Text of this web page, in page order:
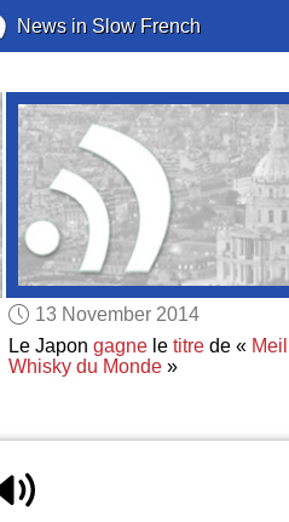
News in Slow French
13 November 2014
Le Japon gagnele titrede «
Whisky du Monde»